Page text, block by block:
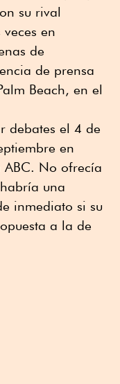
su rival
en
de
de prensa
Beach, en el
debates el 4 de
en
ABC. No ofrecía
una
inmediato si su
a la de